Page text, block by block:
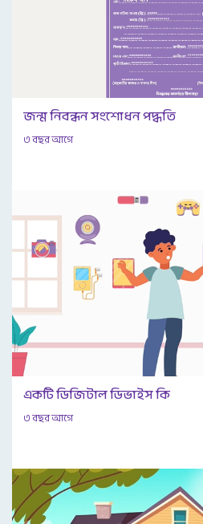
জন্ম নিবন্ধন সংশোধন পদ্ধতি
৩ বছর আগে
একটি ডিজিটাল ডিভাইস কি
৩ বছর আগে